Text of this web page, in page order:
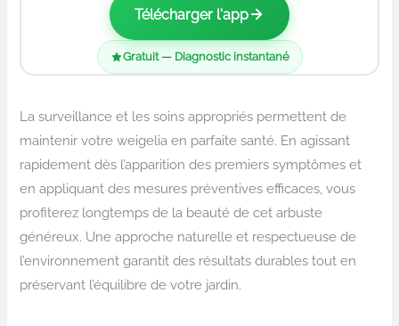
Télécharger l'app
Gratuit — Diagnostic instantané
La surveillance et les soins appropriés permettent de
maintenir votre weigelia en parfaite santé. En agissant
rapidement dès l’apparition des premiers symptômes et
en appliquant des mesures préventives efficaces, vous
profiterez longtemps de la beauté de cet arbuste
généreux. Une approche naturelle et respectueuse de
l’environnement garantit des résultats durables tout en
préservant l’équilibre de votre jardin.